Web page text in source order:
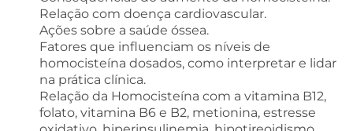
Relação com doença cardiovascular.
Ações sobre a saúde óssea.
Fatores que influenciam os níveis de
homocisteína dosados, como interpretar e lidar
na prática clínica.
Relação da Homocisteína com a vitamina B12,
folato, vitamina B6 e B2, metionina, estresse